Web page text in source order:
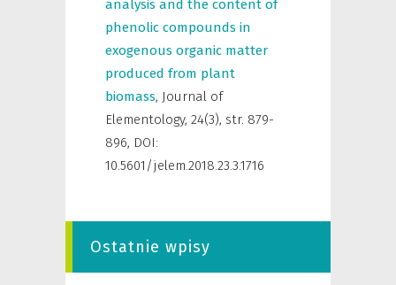
analysis and the content of
phenolic compounds in
exogenous organic matter
produced from plant
biomass, Journal of
Elementology, 24(3), str. 879-
896, DOI:
10.5601/jelem.2018.23.3.1716
Ostatnie wpisy